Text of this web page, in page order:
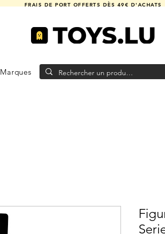
FRAIS DE PORT OFFERTS DÈS 49€ D'ACHATS
Marques